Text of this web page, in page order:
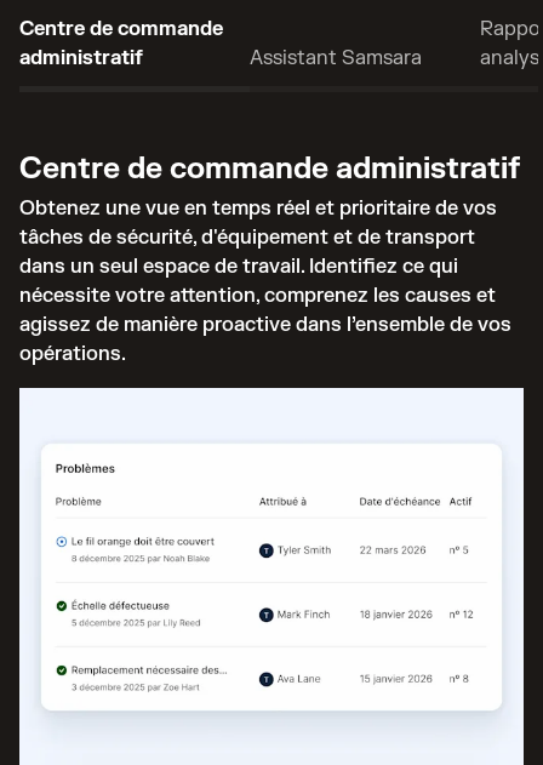
Centre de commande
administratif
Assistant Samsara
Centre de commande administratif
Obtenez une vue en temps réel et prioritaire de vos
tâches de sécurité, d'équipement et de transport
dans un seul espace de travail. Identifiez ce qui
nécessite votre attention, comprenez les causes et
agissez de manière proactive dans l’ensemble de vos
opérations.